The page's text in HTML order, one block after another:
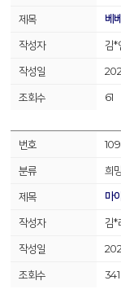
베
김*
61
109
희
마
김*
341